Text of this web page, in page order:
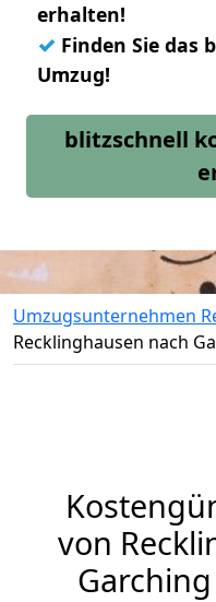
erhalten!
✓ Finden Sie das
Umzug!
blitzschnell
Umzugsunternehmen
Recklinghausen nach
von